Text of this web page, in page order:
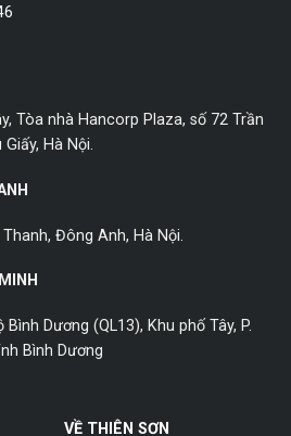
Tòa nhà Hancorp Plaza, số 72 Trần
Hà Nội.
Thanh, Đông Anh, Hà Nội.
Dương (QL13), Khu phố Tây, P.
Bình Dương
VỀ THIÊN SƠN